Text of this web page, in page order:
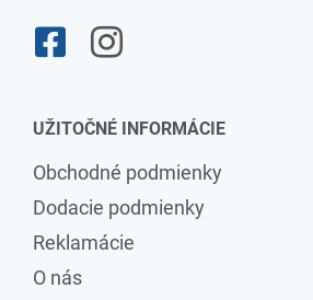
UŽITOČNÉ INFORMÁCIE
Obchodné podmienky
Dodacie podmienky
Reklamácie
O nás